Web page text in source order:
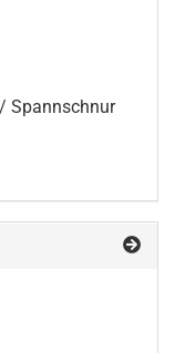
Spannschnur